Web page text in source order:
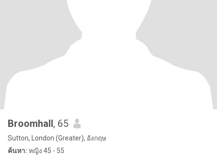
Broomhall, 65
Sutton, London (Greater), อังกฤษ
ค้นหา: หญิง 45 - 55